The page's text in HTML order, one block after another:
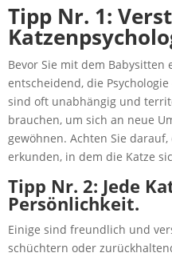
Tipp Nr. 1:
Bevor Sie mit dem Babysitten
entscheidend, die
sind oft unabhängig und
brauchen, um sich an neue
gewöhnen. Achten Sie
erkunden, in dem die Katze
Tipp Nr. 2: Jede
Persönlichkeit.
Einige sind freundlich und
schüchtern oder